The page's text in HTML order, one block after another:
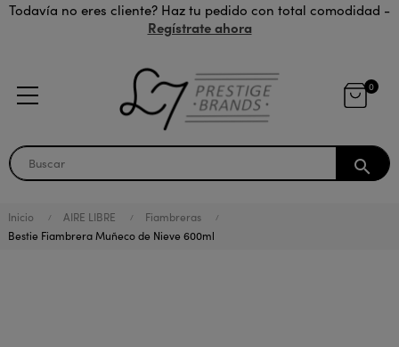
Todavía no eres cliente? Haz tu pedido con total comodidad -
Regístrate ahora
0
search
Inicio AIRE LIBRE
Fiambreras
Bestie Fiambrera Muñeco de Nieve 600ml